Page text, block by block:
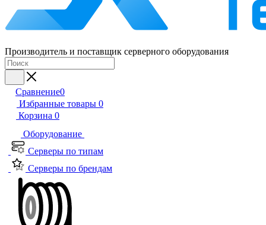
Производитель и поставщик серверного оборудования
Сравнение0
Избранные товары 0
Корзина 0
Оборудование
Серверы по типам
Серверы по брендам